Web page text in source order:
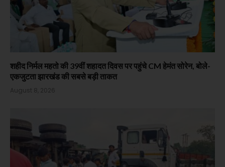
शहीद निर्मल महतो की 39वीं शहादत दिवस पर पहुंचे CM हेमंत सोरेन, बोले-
एकजुटता झारखंड की सबसे बड़ी ताकत
August 8, 2026